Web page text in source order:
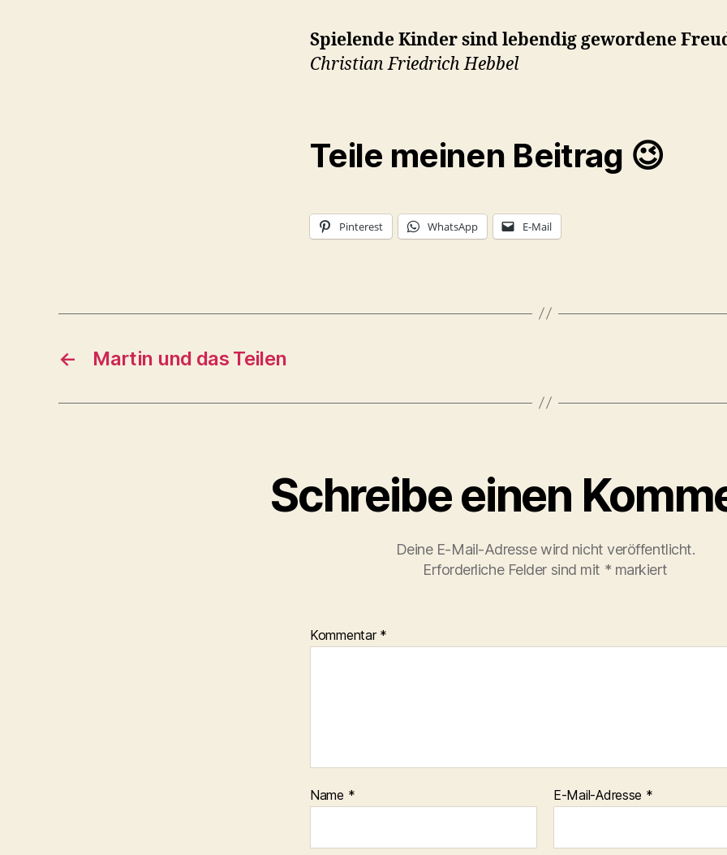
Spielende Kinder sind lebendig gewordene
Christian Friedrich Hebbel
Teile meinen Beitrag 😉
Pinterest WhatsApp E-Mail
← Martin und das Teilen
Schreibe einen
Deine E-Mail-Adresse wird nicht veröffentlicht.
Erforderliche Felder sind mit * markiert
Kommentar *
Name * E-Mail-Adresse *